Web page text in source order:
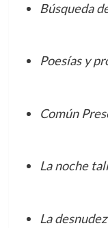
Búsqueda
Poesías y
Común
La noche
La